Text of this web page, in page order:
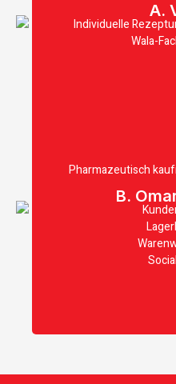
A.
Individuelle
Wala-
Pharmazeutisch
B.